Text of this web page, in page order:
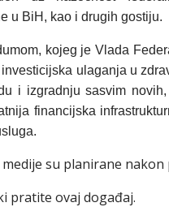
u BiH, kao i drugih gostiju.
kojeg je Vlada
ulaganja u
i izgradnju sasvim
financijska
medije su planirane
pratite ovaj događaj.